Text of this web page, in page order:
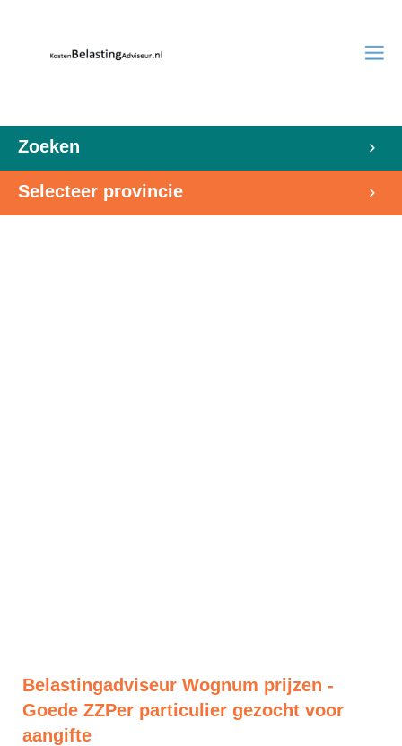
Zoeken
Selecteer provincie
Belastingadviseur Wognum prijzen -
Goede ZZPer particulier gezocht voor
aangifte